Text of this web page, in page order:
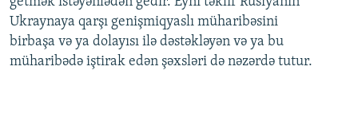
Ukraynaya qarşı genişmiqyaslı müharibəsini
birbaşa və ya dolayısı ilə dəstəkləyən və ya bu
müharibədə iştirak edən şəxsləri də nəzərdə tutur.